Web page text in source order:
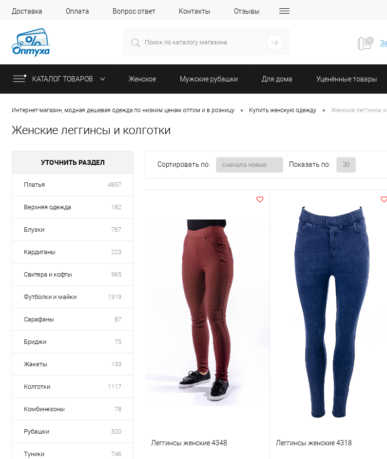
Доставка Оплата Вопрос ответ Контакты Отзывы
КАТАЛОГ ТОВАРОВ Женское Мужские рубашки Для дома Уценённые товары
Интернет-магазин, модная дешевая одежда по низким ценам оптом и в розницу • Купить женскую одежду • Женские леггинсы и
Женские леггинсы и колготки
УТОЧНИТЬ РАЗДЕЛ
Платья 4957
Верхняя одежда 182
Блузки 767
Кардиганы 223
Свитера и кофты 965
Футболки и майки 1319
Сарафаны 87
Бриджи 75
Жакеты 133
Колготки 1117
Комбинезоны 78
Рубашки 320
Туники 746
Сортировать по: Показать по:
Леггинсы женские 4348 Леггинсы женские 4318